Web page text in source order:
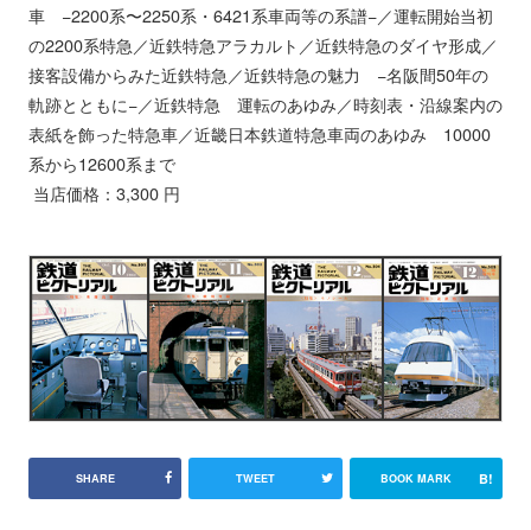
車 −2200系〜2250系・6421系車両等の系譜−／運転開始当初
の2200系特急／近鉄特急アラカルト／近鉄特急のダイヤ形成／
接客設備からみた近鉄特急／近鉄特急の魅力 −名阪間50年の
軌跡とともに−／近鉄特急 運転のあゆみ／時刻表・沿線案内の
表紙を飾った特急車／近畿日本鉄道特急車両のあゆみ 10000
系から12600系まで
当店価格：3,300 円
SHARE TWEET BOOK MARK B!